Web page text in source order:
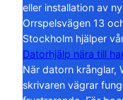
eller installation av
Orrspelsvägen 13
Stockholm hjälper
Datorhjälp nära till
När datorn krånglar,
skrivaren vägrar